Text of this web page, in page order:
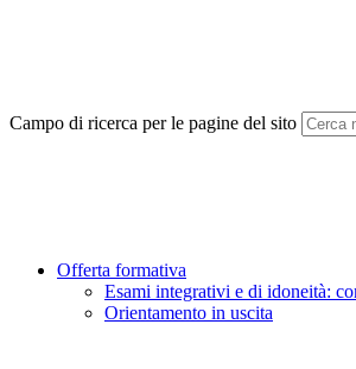
Campo di ricerca per le pagine del sito
Offerta formativa
Esami integrativi e di idoneità:
Orientamento in uscita